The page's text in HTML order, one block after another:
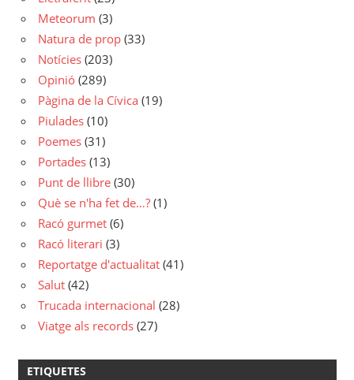
Meteorum (3)
Natura de prop (33)
Notícies (203)
Opinió (289)
Pàgina de la Cívica (19)
Piulades (10)
Poemes (31)
Portades (13)
Punt de llibre (30)
Què se n'ha fet de…? (1)
Racó gurmet (6)
Racó literari (3)
Reportatge d'actualitat (41)
Salut (42)
Trucada internacional (28)
Viatge als records (27)
ETIQUETES